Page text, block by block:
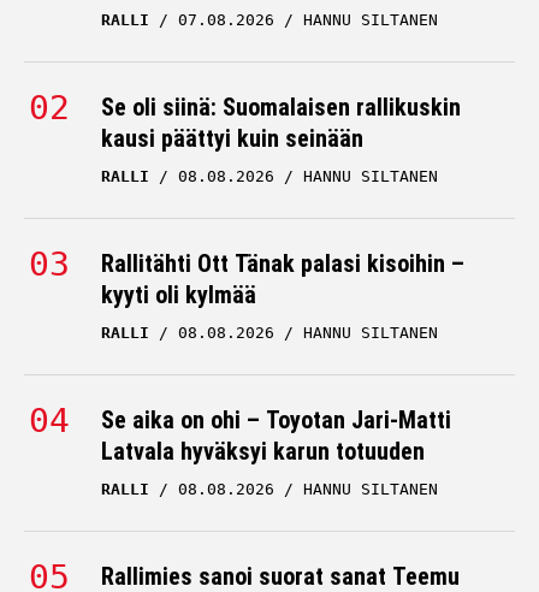
RALLI 07.08.2026 HANNU SILTANEN
Se oli siinä: Suomalaisen rallikuskin
kausi päättyi kuin seinään
RALLI 08.08.2026 HANNU SILTANEN
Rallitähti Ott Tänak palasi kisoihin –
kyyti oli kylmää
RALLI 08.08.2026 HANNU SILTANEN
Se aika on ohi – Toyotan Jari-Matti
Latvala hyväksyi karun totuuden
RALLI 08.08.2026 HANNU SILTANEN
Rallimies sanoi suorat sanat Teemu